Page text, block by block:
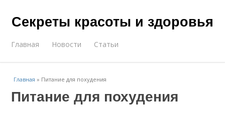
Секреты красоты и здоровья
Главная Новости Статьи
Главная » Питание для похудения
Питание для похудения